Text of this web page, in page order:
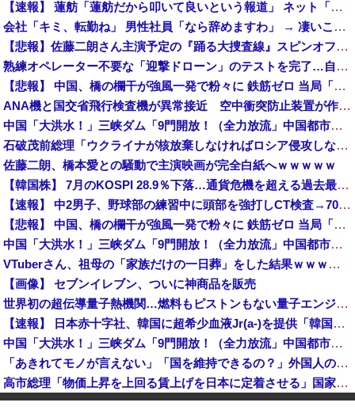
【速報】 蓮舫「蓮舫だから叩いて良いという報道」 ネット「高市だから叩いて良いをやってるのがお前だろ」
会社「キミ、転勤ね」 男性社員「なら辞めますわ」 → 凄いことになるｗｗｗｗｗｗ
【悲報】佐藤二朗さん主演予定の『踊る大捜査線』スピンオフ、撮影中止が正式決定・・・・・・・・・他
熟練オペレーター不要な「迎撃ドローン」のテストを完了…自らが目標を追尾する映像公開！
【悲報】 中国、橋の欄干が強風一発で粉々に 鉄筋ゼロ 当局「接着剤でくっつけただけ」「正常で、品質問題はない」
ANA機と国交省飛行検査機が異常接近 空中衝突防止装置が作動も“ニアミス認定せず” 国交省判断
中国「大洪水！」三峡ダム「9門開放！（全力放流」中国都市「三峡沿線の道路水没」中国政府「高速道路封鎖！」中国ダム「緊急放流に合わせて開門（土砂崩れ発生」→
石破茂前総理「ウクライナが核放棄しなければロシア侵攻しなかった」！
佐藤二朗、橋本愛との騒動で主演映画が完全白紙へｗｗｗｗｗ
【韓国株】 7月のKOSPI 28.9％下落…通貨危機を超える過去最大の下げ幅
【速報】 中2男子、野球部の練習中に頭部を強打しCT検査→70代医師「問題ないです」→中学生死亡「他人のCT画像みてました」
【悲報】 中国、橋の欄干が強風一発で粉々に 鉄筋ゼロ 当局「接着剤でくっつけただけ」「正常で、品質問題はない」
中国「大洪水！」三峡ダム「9門開放！（全力放流」中国都市「三峡沿線の道路水没」中国政府「高速道路封鎖！」中国ダム「緊急放流に合わせて開門（土砂崩れ発生」→
VTuberさん、祖母の「家族だけの一日葬」をした結果ｗｗｗｗｗｗｗ
【画像】 セブンイレブン、ついに神商品を販売
世界初の超伝導量子熱機関…燃料もピストンもない量子エンジンが回った！
【速報】 日本赤十字社、韓国に超希少血液Jr(a-)を提供「韓国内では適合する血液を確保できなかった」※今回で4回目
中国「大洪水！」三峡ダム「9門開放！（全力放流」中国都市「三峡沿線の道路水没」中国政府「高速道路封鎖！」中国ダム「緊急放流に合わせて開門（土砂崩れ発生」→
「あきれてモノが言えない」「国を維持できるの？」外国人の永住許可要件の厳格化で在日中国人の本音は？
高市総理「物価上昇を上回る賃上げを日本に定着させる」国家公務員月給3.51％増へ 地方公務員も追随する見通し
【鹿児島】 突然右折し路面電車と衝突 乗っていた男女3人は車を放置しダッシュで逃走中